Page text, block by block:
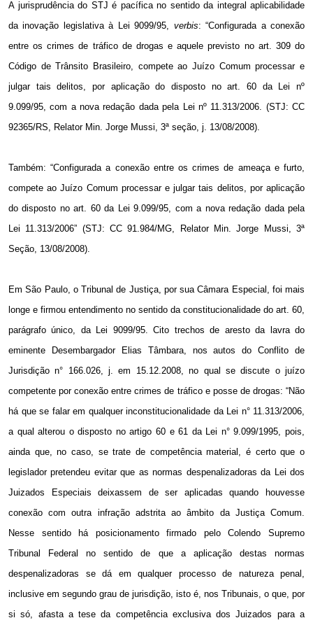
A jurisprudência do STJ é pacífica no sentido da integral aplicabilidade
da inovação legislativa à Lei 9099/95, verbis: “Configurada a conexão
entre os crimes de tráfico de drogas e aquele previsto no art. 309 do
Código de Trânsito Brasileiro, compete ao Juízo Comum processar e
julgar tais delitos, por aplicação do disposto no art. 60 da Lei nº
9.099/95, com a nova redação dada pela Lei nº 11.313/2006. (STJ: CC
92365/RS, Relator Min. Jorge Mussi, 3ª seção, j. 13/08/2008).
Também: “Configurada a conexão entre os crimes de ameaça e furto,
compete ao Juízo Comum processar e julgar tais delitos, por aplicação
do disposto no art. 60 da Lei 9.099/95, com a nova redação dada pela
Lei 11.313/2006” (STJ: CC 91.984/MG, Relator Min. Jorge Mussi, 3ª
Seção, 13/08/2008).
Em São Paulo, o Tribunal de Justiça, por sua Câmara Especial, foi mais
longe e firmou entendimento no sentido da constitucionalidade do art. 60,
parágrafo único, da Lei 9099/95. Cito trechos de aresto da lavra do
eminente Desembargador Elias Tâmbara, nos autos do Conflito de
Jurisdição n° 166.026, j. em 15.12.2008, no qual se discute o juízo
competente por conexão entre crimes de tráfico e posse de drogas: “Não
há que se falar em qualquer inconstitucionalidade da Lei n° 11.313/2006,
a qual alterou o disposto no artigo 60 e 61 da Lei n° 9.099/1995, pois,
ainda que, no caso, se trate de competência material, é certo que o
legislador pretendeu evitar que as normas despenalizadoras da Lei dos
Juizados Especiais deixassem de ser aplicadas quando houvesse
conexão com outra infração adstrita ao âmbito da Justiça Comum.
Nesse sentido há posicionamento firmado pelo Colendo Supremo
Tribunal Federal no sentido de que a aplicação destas normas
despenalizadoras se dá em qualquer processo de natureza penal,
inclusive em segundo grau de jurisdição, isto é, nos Tribunais, o que, por
si só, afasta a tese da competência exclusiva dos Juizados para a